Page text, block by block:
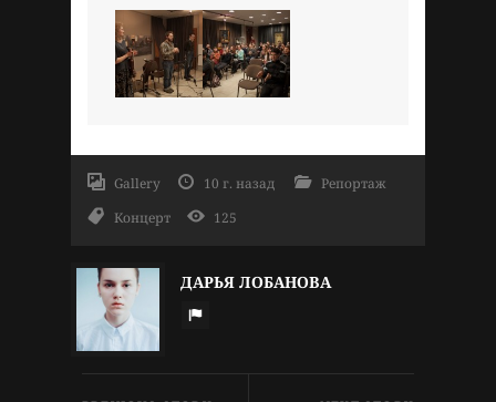
Gallery 10 г. назад
Репортаж
Концерт
125
ДАРЬЯ ЛОБАНОВА